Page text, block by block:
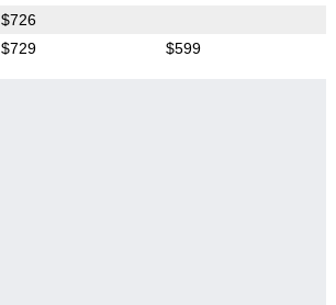
$726
$729 $599